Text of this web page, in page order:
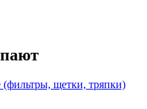
щетки, тряпки)